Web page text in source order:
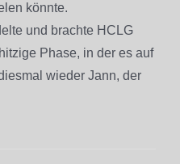
könnte.
und brachte HCLG
Phase, in der es auf
wieder Jann, der